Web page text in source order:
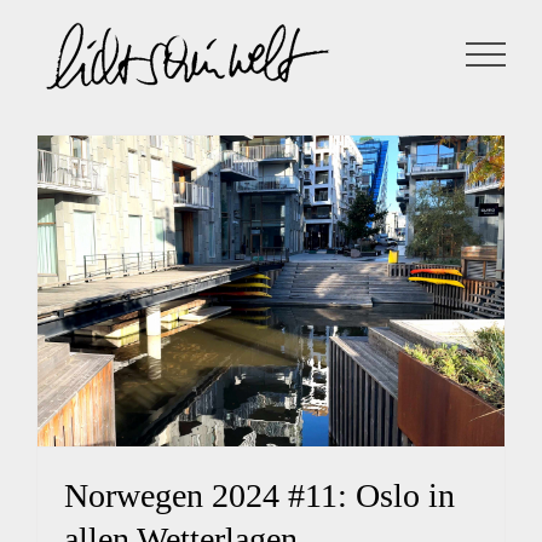
Inhalt
springen
Norwegen 2024 #11: Oslo in